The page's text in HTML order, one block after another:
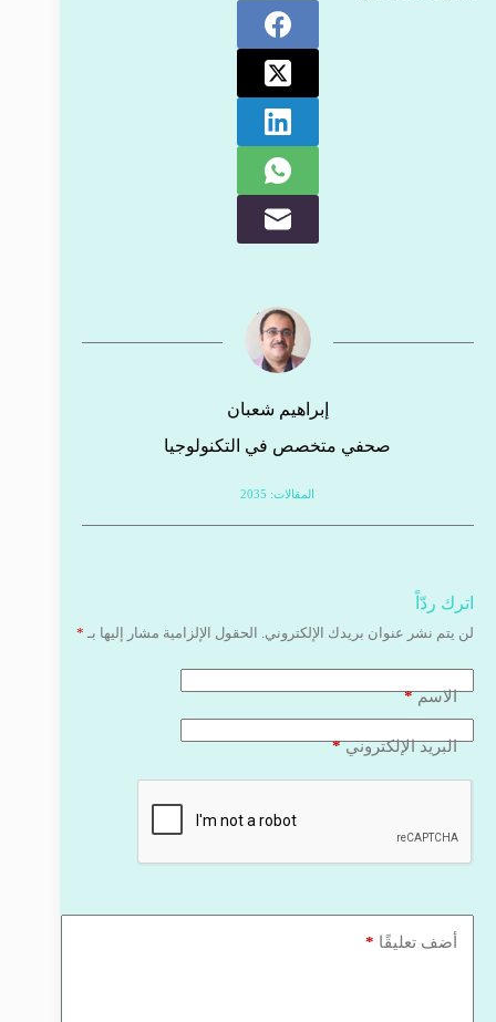
إبراهيم شعبان
صحفي متخصص في التكنولوجيا
المقالات: 2035
اترك ردّاً
لن يتم نشر عنوان بريدك الإلكتروني. الحقول الإلزامية مشار إليها بـ *
الاسم*
البريد الإلكتروني*
أضف تعليقًا *